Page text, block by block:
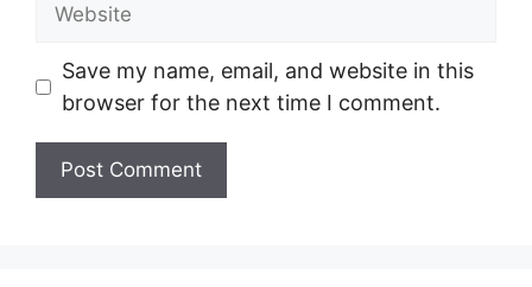
Save my name, email, and website in this
browser for the next time I comment.